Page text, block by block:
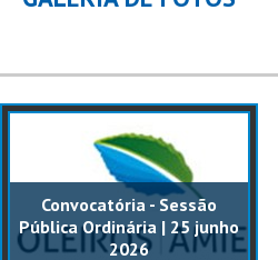
Convocatória - Sessão
Pública Ordinária | 25 junho
2026